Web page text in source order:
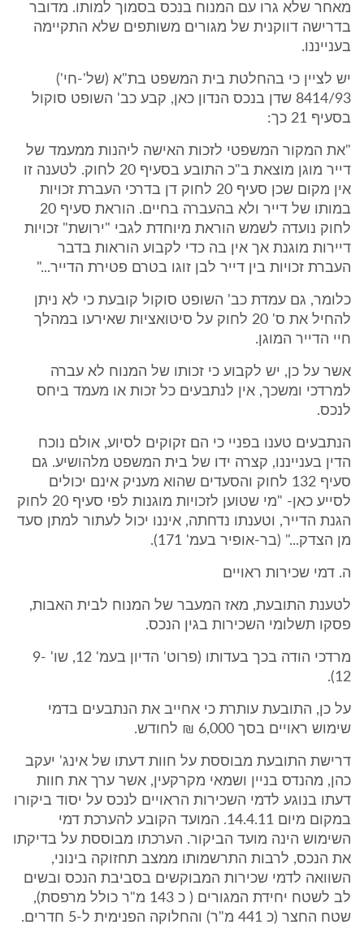
מאחר שלא גרו עם המנוח בנכס בסמוך למותו. מדובר
בדרישה דווקנית של מגורים משותפים שלא התקיימה
בענייננו.
יש לציין כי בהחלטת בית המשפט בת"א (של'-חי')
8414/93 שדן בנכס הנדון כאן, קבע כב' השופט סוקול
בסעיף 21 כך:
"את המקור המשפטי לזכות האישה ליהנות ממעמד של
דייר מוגן מוצאת ב"כ התובע בסעיף 20 לחוק. לטענה זו
אין מקום שכן סעיף 20 לחוק דן בדרכי העברת זכויות
במותו של דייר ולא בהעברה בחיים. הוראת סעיף 20
לחוק נועדה לשמש הוראת מיוחדת לגבי "ירושת" זכויות
דיירות מוגנת אך אין בה כדי לקבוע הוראות בדבר
העברת זכויות בין דייר לבן זוגו בטרם פטירת הדייר..."
כלומר, גם עמדת כב' השופט סוקול קובעת כי לא ניתן
להחיל את ס' 20 לחוק על סיטואציות שאירעו במהלך
חיי הדייר המוגן.
אשר על כן, יש לקבוע כי זכותו של המנוח לא עברה
למרדכי ומשכך, אין לנתבעים כל זכות או מעמד ביחס
לנכס.
הנתבעים טענו בפניי כי הם זקוקים לסיוע, אולם נוכח
הדין בענייננו, קצרה ידו של בית המשפט מלהושיע. גם
סעיף 132 לחוק והסעדים שהוא מעניק אינם יכולים
לסייע כאן- "מי שטוען לזכויות מוגנות לפי סעיף 20 לחוק
הגנת הדייר, וטענתו נדחתה, איננו יכול לעתור למתן סעד
מן הצדק..." (בר-אופיר בעמ' 171).
ה. דמי שכירות ראויים
לטענת התובעת, מאז המעבר של המנוח לבית האבות,
פסקו תשלומי השכירות בגין הנכס.
מרדכי הודה בכך בעדותו (פרוט' הדיון בעמ' 12, שו' 9-
12).
על כן, התובעת עותרת כי אחייב את הנתבעים בדמי
שימוש ראויים בסך 6,000 ₪ לחודש.
דרישת התובעת מבוססת על חוות דעתו של אינג' יעקב
כהן, מהנדס בניין ושמאי מקרקעין, אשר ערך את חוות
דעתו בנוגע לדמי השכירות הראויים לנכס על יסוד ביקורו
במקום מיום 14.4.11. המועד הקובע להערכת דמי
השימוש הינה מועד הביקור. הערכתו מבוססת על בדיקתו
את הנכס, לרבות התרשמותו ממצב תחזוקה בינוני,
השוואה לדמי שכירות המבוקשים בסביבת הנכס ובשים
לב לשטח יחידת המגורים ( כ 143 מ"ר כולל מרפסת),
שטח החצר (כ 441 מ"ר) והחלוקה הפנימית ל-5 חדרים.